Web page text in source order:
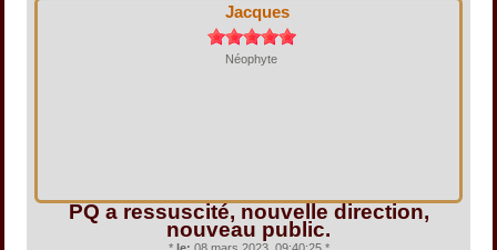
Jacques
Néophyte
PQ a ressuscité, nouvelle direction,
nouveau public.